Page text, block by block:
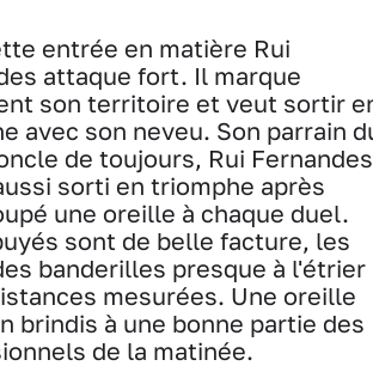
entrée en matière Rui
attaque fort. Il marque
son territoire et veut sortir
avec son neveu. Son parrain
de toujours, Rui
sorti en triomphe après
une oreille à chaque duel.
sont de belle facture, les
banderilles presque à l'étrier
mesurées. Une oreille
brindis à une bonne partie des
de la matinée.